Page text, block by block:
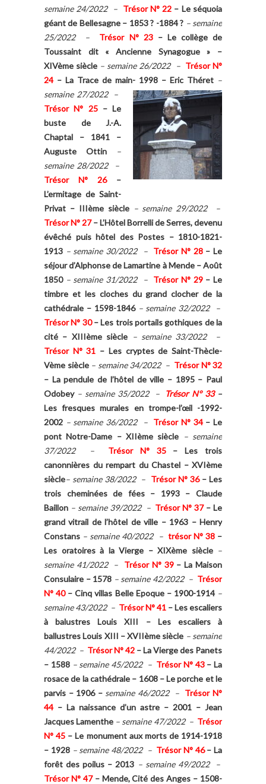
semaine 24/2022 – Trésor N° 22 – Le séquoia
géant de Bellesagne – 1853 ? -1884 ? – semaine
25/2022 – Trésor N° 23– Le collège de
Toussaint dit « Ancienne Synagogue » –
XIVème siècle – semaine 26/2022 – Trésor N°
24 – La Trace de main- 1998 – Eric Théret –
semaine 27/2022 –
Trésor N° 25– Le
buste de J.-A.
Chaptal – 1841 –
Auguste Ottin
–
semaine 28/2022 –
Trésor N° 26–
L’ermitage de Saint-
Privat – IIIème siècle – semaine 29/2022 –
Trésor N° 27–L’Hôtel Borrelli de Serres, devenu
évêché puis hôtel des Postes – 1810-1821-
1913 – semaine 30/2022 – Trésor N° 28–Le
séjour d’Alphonse de Lamartine à Mende – Août
1850 – semaine 31/2022 – Trésor N° 29–Le
timbre et les cloches du grand clocher de la
cathédrale – 1598-1846 – semaine 32/2022 –
TrésorN° 30– Les trois portails gothiques de la
cité – XIIIème siècle – semaine 33/2022 –
Trésor N° 31 – Les cryptes de Saint-Thècle-
Vème siècle – semaine 34/2022 – Trésor N° 32
– La pendule de l’hôtel de ville – 1895 – Paul
Odobey – semaine 35/2022 – Trésor N° 33–
Les fresques murales en trompe-l’œil -1992-
2002 – semaine 36/2022 – Trésor N° 34– Le
pont Notre-Dame – XIIème siècle – semaine
37/2022 – Trésor N° 35–Les trois
canonnières du rempart du Chastel – XVIème
siècle– semaine 38/2022 – Trésor N° 36–Les
trois cheminées de fées – 1993 – Claude
Baillon – semaine 39/2022 – Trésor N° 37–Le
grand vitrail de l’hôtel de ville – 1963 – Henry
Constans – semaine 40/2022 – trésor N° 38–
Les oratoires à la Vierge – XIXème siècle –
semaine 41/2022 – Trésor N° 39–La Maison
Consulaire – 1578 – semaine 42/2022 – Trésor
N° 40–Cinq villas Belle Epoque – 1900-1914 –
semaine 43/2022 – Trésor N° 41 – Les escaliers
à balustres Louis XIII –Les escaliers à
ballustres Louis XIII – XVIIème siècle – semaine
44/2022 – Trésor N° 42 –La Vierge des Panets
– 1588 – semaine 45/2022 – Trésor N° 43– La
rosace de la cathédrale – 1608 – Le porche et le
parvis – 1906 – semaine 46/2022 – Trésor N°
44 – La naissance d’un astre – 2001 – Jean
Jacques Lamenthe – semaine 47/2022 – Trésor
N° 45 –Le monument aux morts de 1914-1918
– 1928 – semaine 48/2022 – Trésor N° 46– La
forêt des poilus – 2013 – semaine 49/2022 –
Trésor N° 47– Mende, Cité des Anges – 1508-